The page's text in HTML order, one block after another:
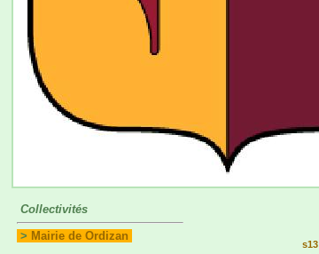
Collectivités
> Mairie de Ordizan
s13